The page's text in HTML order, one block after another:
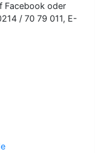
Facebook oder
/ 70 79 011, E-